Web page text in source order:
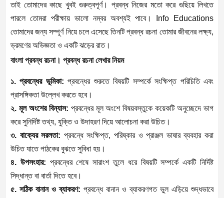
তাই তোমাদের কাছে খুবই গুরুত্বপূর্ণ। প্রবন্ধ নিজের মতো করে গুছিয়ে লিখতে
পারলে তোমরা পরীক্ষায় ভালো নম্বর অবশ্যই পাবে। Info Educations
তোমাদের জন্য সম্পূর্ণ নিয়ে চলে এসেছে তিনটি প্রবন্ধ রচনা তোমার জীবনের লক্ষ্য,
ভ্রমণের অভিজ্ঞতা ও একটি ঝড়ের রাত।
বাংলা প্রবন্ধ রচনা। প্রবন্ধ রচনা লেখার নিয়ম
১. প্রবন্ধের ভূমিকা: প্রবন্ধের শুরুতে বিষয়টি সম্পর্কে সংক্ষিপ্ত পরিচিতি এবং
প্রাসঙ্গিকতা উল্লেখ করতে হবে।
২. মূল অংশের বিন্যাস: প্রবন্ধের মূল অংশে বিষয়বস্তুকে কয়েকটি অনুচ্ছেদে ভাগ
করে সুনির্দিষ্ট তথ্য, যুক্তি ও উদাহরণ দিয়ে আলোচনা করা উচিত।
৩. বাক্যের সরলতা: প্রবন্ধে সংক্ষিপ্ত, পরিষ্কার ও প্রাঞ্জল ভাষার ব্যবহার করা
উচিত যাতে পাঠকের বুঝতে সুবিধা হয়।
৪. উপসংহার: প্রবন্ধের শেষে সারাংশ তুলে ধরে বিষয়টি সম্পর্কে একটি নির্দিষ্ট
সিদ্ধান্ত বা বার্তা দিতে হবে।
৫. সঠিক বানান ও ব্যাকরণ: প্রবন্ধে বানান ও ব্যাকরণগত ভুল এড়িয়ে শুদ্ধভাবে